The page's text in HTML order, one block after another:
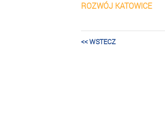
ROZWÓJ KATOWICE
<< WSTECZ